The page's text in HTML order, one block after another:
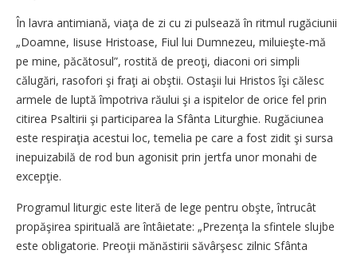
În lavra antimiană, viaţa de zi cu zi pulsează în ritmul rugăciunii
„Doamne, Iisuse Hristoase, Fiul lui Dumnezeu, miluieşte‑mă
pe mine, păcătosul”, rostită de preoţi, diaconi ori simpli
călugări, rasofori şi fraţi ai obştii. Ostaşii lui Hristos îşi călesc
armele de luptă împotriva răului şi a ispitelor de orice fel prin
citirea Psaltirii şi participarea la Sfânta Liturghie. Rugăciunea
este respiraţia acestui loc, temelia pe care a fost zidit şi sursa
inepuizabilă de rod bun agonisit prin jertfa unor monahi de
excepţie.
Programul liturgic este literă de lege pentru obşte, întrucât
propăşirea spirituală are întâietate: „Prezenţa la sfintele slujbe
este obligatorie. Preoţii mănăstirii săvârşesc zilnic Sfânta